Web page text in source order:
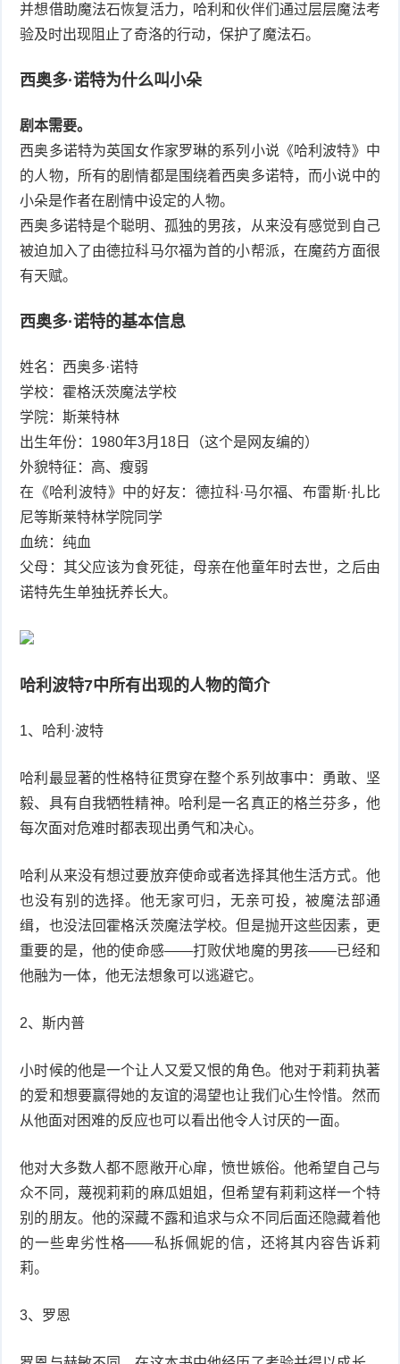
并想借助魔法石恢复活力，哈利和伙伴们通过层层魔法考
验及时出现阻止了奇洛的行动，保护了魔法石。
西奥多·诺特为什么叫小朵
剧本需要。
西奥多诺特为英国女作家罗琳的系列小说《哈利波特》中
的人物，所有的剧情都是围绕着西奥多诺特，而小说中的
小朵是作者在剧情中设定的人物。
西奥多诺特是个聪明、孤独的男孩，从来没有感觉到自己
被迫加入了由德拉科马尔福为首的小帮派，在魔药方面很
有天赋。
西奥多·诺特的基本信息
姓名：西奥多·诺特
学校：霍格沃茨魔法学校
学院：斯莱特林
出生年份：1980年3月18日（这个是网友编的）
外貌特征：高、瘦弱
在《哈利波特》中的好友：德拉科·马尔福、布雷斯·扎比
尼等斯莱特林学院同学
血统：纯血
父母：其父应该为食死徒，母亲在他童年时去世，之后由
诺特先生单独抚养长大。
哈利波特7中所有出现的人物的简介
1、哈利·波特
哈利最显著的性格特征贯穿在整个系列故事中：勇敢、坚
毅、具有自我牺牲精神。哈利是一名真正的格兰芬多，他
每次面对危难时都表现出勇气和决心。
哈利从来没有想过要放弃使命或者选择其他生活方式。他
也没有别的选择。他无家可归，无亲可投，被魔法部通
缉，也没法回霍格沃茨魔法学校。但是抛开这些因素，更
重要的是，他的使命感——打败伏地魔的男孩——已经和
他融为一体，他无法想象可以逃避它。
2、斯内普
小时候的他是一个让人又爱又恨的角色。他对于莉莉执著
的爱和想要赢得她的友谊的渴望也让我们心生怜惜。然而
从他面对困难的反应也可以看出他令人讨厌的一面。
他对大多数人都不愿敞开心扉，愤世嫉俗。他希望自己与
众不同，蔑视莉莉的麻瓜姐姐，但希望有莉莉这样一个特
别的朋友。他的深藏不露和追求与众不同后面还隐藏着他
的一些卑劣性格——私拆佩妮的信，还将其内容告诉莉
莉。
3、罗恩